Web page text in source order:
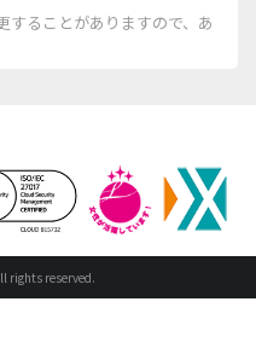
することがありますので、あ
rights reserved.